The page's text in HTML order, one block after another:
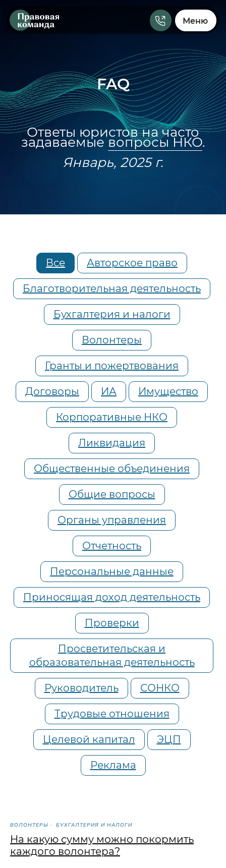
Меню
FAQ
Ответы юристов на часто
задаваемыевопросы НКО.
Январь, 2025 г.
Все Авторское право
Благотворительная деятельность
Бухгалтерия и налоги
Волонтеры
Гранты и пожертвования
Договоры ИА Имущество
Корпоративные НКО
Ликвидация
Общественные объединения
Общие вопросы
Органы управления
Отчетность
Персональные данные
Приносящая доход деятельность
Проверки
Просветительская и
образовательная деятельность
Руководитель СОНКО
Трудовые отношения
Целевой капитал ЭЦП
Реклама
ВОЛОНТЕРЫ БУХГАЛТЕРИЯ И НАЛОГИ
На какую сумму можно покормить
каждого волонтера?